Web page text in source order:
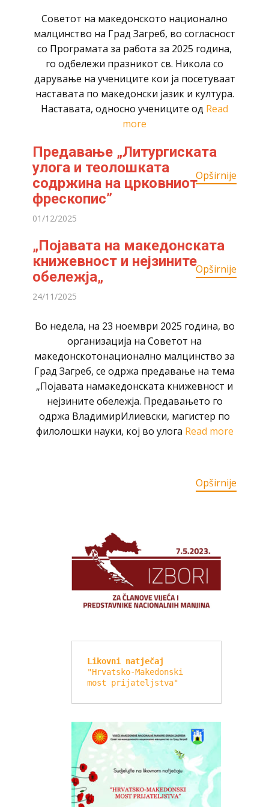
Советот на македонскoто национално
малцинство на Град Загреб, во согласност
со Програмата за работа за 2025 година,
го одбележи празникот св. Никола со
дарување на учениците кои ја посетуваат
наставата по македонски јазик и култура.
Наставата, односно учениците од Read
more
Opširnije
Предавање „Литургиската
улога и теолошката
содржина на црковниот
фрескопис”
01/12/2025
Opširnije
„Појавата на македонската
книжевност и нејзините
обележја„
24/11/2025
Во недела, на 23 ноември 2025 година, во
организација на Советот на
македонскотонационално малцинство за
Град Загреб, се одржа предавање на тема
„Појавата намакедонската книжевност и
нејзините обележја. Предавањето го
одржа ВладимирИлиевски, магистер по
филолошки науки, кој во улога Read more
Opširnije
Likovni natječaj
"Hrvatsko-Makedonski
most prijateljstva"